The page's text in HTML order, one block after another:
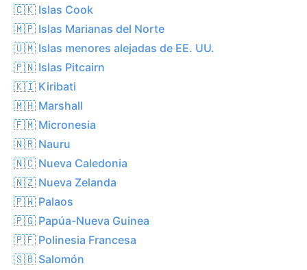
🇨🇰 Islas Cook
🇲🇵 Islas Marianas del Norte
🇺🇲 Islas menores alejadas de EE. UU.
🇵🇳 Islas Pitcairn
🇰🇮 Kiribati
🇲🇭 Marshall
🇫🇲 Micronesia
🇳🇷 Nauru
🇳🇨 Nueva Caledonia
🇳🇿 Nueva Zelanda
🇵🇼 Palaos
🇵🇬 Papúa-Nueva Guinea
🇵🇫 Polinesia Francesa
🇸🇧 Salomón